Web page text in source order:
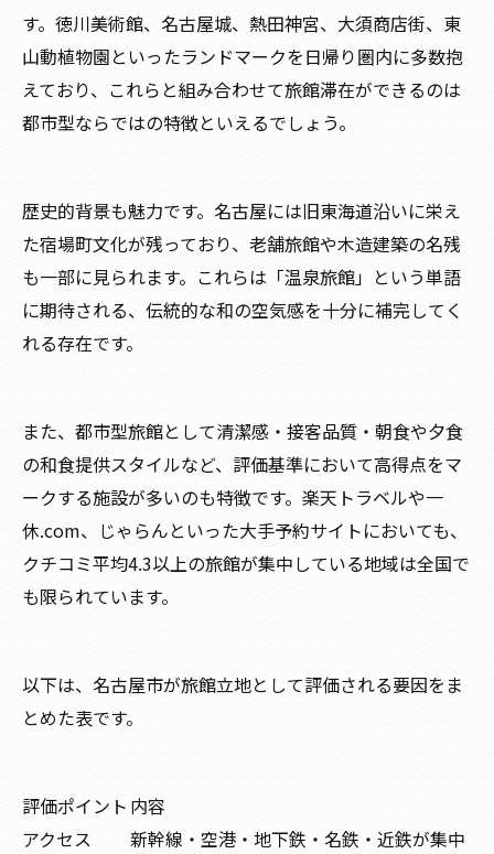
す。徳川美術館、名古屋城、熱田神宮、大須商店街、東
山動植物園といったランドマークを日帰り圏内に多数抱
えており、これらと組み合わせて旅館滞在ができるのは
都市型ならではの特徴といえるでしょう。
歴史的背景も魅力です。名古屋には旧東海道沿いに栄え
た宿場町文化が残っており、老舗旅館や木造建築の名残
も一部に見られます。これらは「温泉旅館」という単語
に期待される、伝統的な和の空気感を十分に補完してく
れる存在です。
また、都市型旅館として清潔感・接客品質・朝食や夕食
の和食提供スタイルなど、評価基準において高得点をマ
ークする施設が多いのも特徴です。楽天トラベルや一
休.com、じゃらんといった大手予約サイトにおいても、
クチコミ平均4.3以上の旅館が集中している地域は全国で
も限られています。
以下は、名古屋市が旅館立地として評価される要因をま
とめた表です。
評価ポイント 内容
アクセス
新幹線・空港・地下鉄・名鉄・近鉄が集中